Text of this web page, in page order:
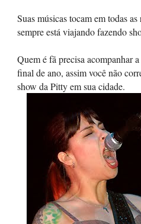
Suas músicas tocam em todas
sempre está viajando fazendo
Quem é fã precisa acompanhar
final de ano, assim você não
show da Pitty em sua cidade.